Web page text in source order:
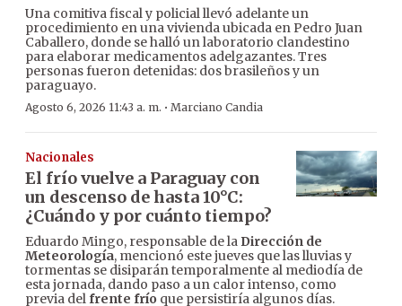
Una comitiva fiscal y policial llevó adelante un
procedimiento en una vivienda ubicada en Pedro Juan
Caballero, donde se halló un laboratorio clandestino
para elaborar medicamentos adelgazantes. Tres
personas fueron detenidas: dos brasileños y un
paraguayo.
Agosto 6, 2026 11:43 a. m. · Marciano Candia
Nacionales
El frío vuelve a Paraguay con
un descenso de hasta 10°C:
¿Cuándo y por cuánto tiempo?
Eduardo Mingo, responsable de la Dirección de
Meteorología, mencionó este jueves que las lluvias y
tormentas se disiparán temporalmente al mediodía de
esta jornada, dando paso a un calor intenso, como
previa delfrente frío que persistiría algunos días.